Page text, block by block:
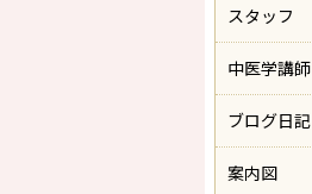
スタッフ
中医学講師
ブログ日記
案内図